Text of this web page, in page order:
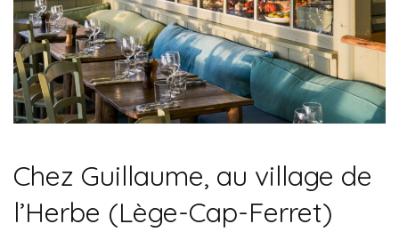
Chez Guillaume, au village de
l’Herbe (Lège-Cap-Ferret)